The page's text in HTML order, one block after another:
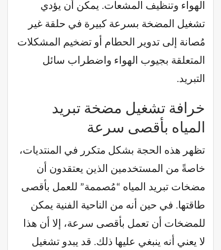
الهواء وتنظيف المشعات. يمكن أن يؤدي
تشغيل المضخة بسرعة كبيرة في حلقة غير
مُصانة إلى تدوير الحطام أو تضخيم المشكلات
المتعلقة بجيوب الهواء واضطراب سائل
التبريد.
خرافة تشغيل مضخة تبريد
المياه بأقصى سرعة
تظهر هذه الحجة بشكل متكرر في المنتديات،
خاصةً من المستخدمين الذين يعتقدون أن
مضخات تبريد المياه “مُصممة” للعمل بأقصى
طاقتها. في حين أنه من الناحية الفنية يمكن
للمضخات أن تعمل بأقصى سرعة، إلا أن هذا
لا يعني أنه ينبغي عليها ذلك. قد يبدو تشغيل